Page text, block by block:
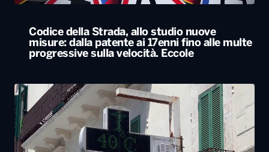
Codice della Strada, allo studio nuove
misure: dalla patente ai 17enni fino alle multe
progressive sulla velocità. Eccole